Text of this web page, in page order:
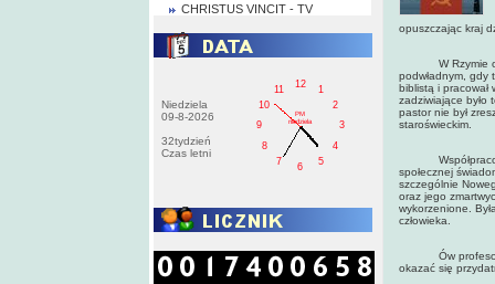
CHRISTUS VINCIT - TV
Niedziela
09-8-2026
32tydzień
Czas letni
1
2
3
4
5
6
7
8
9
10
11
12
PM
niedziela
opuszczając kraj
W Rzymie
podwładnym, gdy
biblistą i pracował
zadziwiające było
pastor nie był
staroświeckim.
społecznej
szczególnie
oraz jego
wykorzenione.
człowieka.
Ów profesor
okazać się